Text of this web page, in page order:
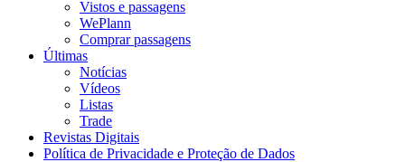
Vistos e passagens
WePlann
Comprar passagens
Últimas
Notícias
Vídeos
Listas
Trade
Revistas Digitais
Política de Privacidade e Proteção de Dados